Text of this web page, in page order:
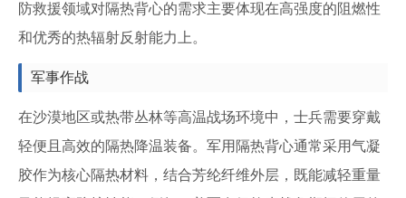
防救援领域对隔热背心的需求主要体现在高强度的阻燃性
和优秀的热辐射反射能力上。
军事作战
在沙漠地区或热带丛林等高温战场环境中，士兵需要穿戴
轻便且高效的隔热降温装备。军用隔热背心通常采用气凝
胶作为核心隔热材料，结合芳纶纤维外层，既能减轻重量